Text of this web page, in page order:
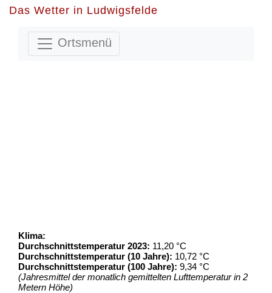
Das Wetter in Ludwigsfelde
Ortsmenü
Klima:
Durchschnittstemperatur 2023: 11,20 °C
Durchschnittstemperatur (10 Jahre): 10,72 °C
Durchschnittstemperatur (100 Jahre): 9,34 °C
(Jahresmittel der monatlich gemittelten Lufttemperatur in 2
Metern Höhe)